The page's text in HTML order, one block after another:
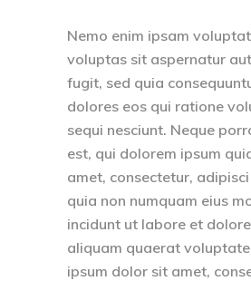
Nemo enim ipsam
voluptas sit aspernatur
fugit, sed quia
dolores eos qui ratione
sequi nesciunt. Neque
est, qui dolorem ipsum
amet, consectetur,
quia non numquam eius
incidunt ut labore et
aliquam quaerat
ipsum dolor sit amet,